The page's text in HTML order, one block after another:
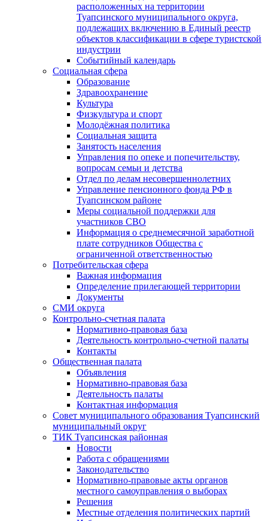
расположенных на территории
Туапсинского муниципального округа,
подлежащих включению в Единый реестр
объектов классификации в сфере туристской
индустрии
Событийный календарь
Социальная сфера
Образование
Здравоохранение
Культура
Физкультура и спорт
Молодёжная политика
Социальная защита
Занятость населения
Управления по опеке и попечительству,
вопросам семьи и детства
Отдел по делам несовершеннолетних
Управление пенсионного фонда РФ в
Туапсинском районе
Меры социальной поддержки для
участников СВО
Информация о среднемесячной заработной
плате сотрудников Общества с
ограниченной ответственностью
Потребительская сфера
Важная информация
Определение прилегающей территории
Документы
СМИ округа
Контрольно-счетная палата
Нормативно-правовая база
Деятельность контрольно-счетной палаты
Контакты
Общественная палата
Объявления
Нормативно-правовая база
Деятельность палаты
Контактная информация
Совет муниципального образования Туапсинский
муниципальный округ
ТИК Туапсинская районная
Новости
Работа с обращениями
Законодательство
Нормативно-правовые акты органов
местного самоуправления о выборах
Решения
Местные отделения политических партий